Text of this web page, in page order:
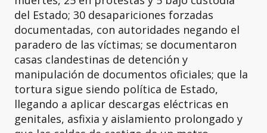
del Estado; 30 desapariciones forzadas
documentadas, con autoridades negando el
paradero de las víctimas; se documentaron
casas clandestinas de detención y
manipulación de documentos oficiales; que la
tortura sigue siendo política de Estado,
llegando a aplicar descargas eléctricas en
genitales, asfixia y aislamiento prolongado y